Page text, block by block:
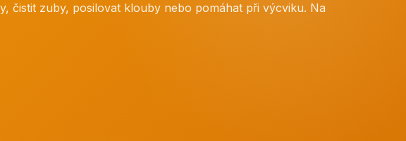
čistit zuby, posilovat klouby nebo pomáhat při výcviku. Na